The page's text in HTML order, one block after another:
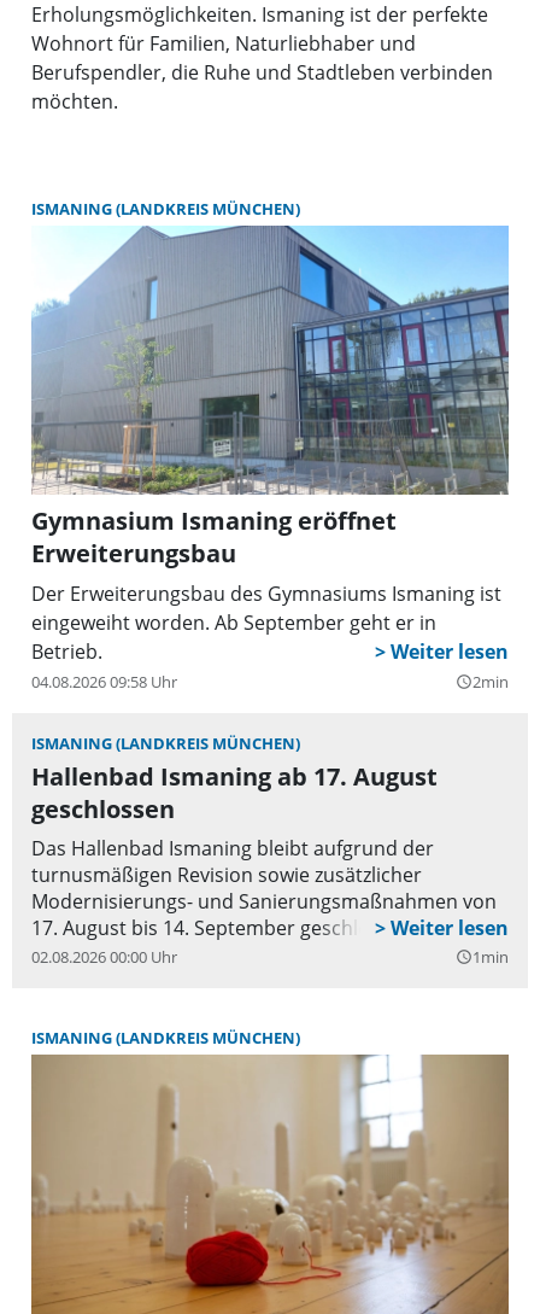
Erholungsmöglichkeiten. Ismaning ist der perfekte
Wohnort für Familien, Naturliebhaber und
Berufspendler, die Ruhe und Stadtleben verbinden
möchten.
ISMANING (LANDKREIS MÜNCHEN)
Gymnasium Ismaning eröffnet
Erweiterungsbau
Der Erweiterungsbau des Gymnasiums Ismaning ist
eingeweiht worden. Ab September geht er in
Betrieb.
04.08.2026 09:58 Uhr query_builder2min
ISMANING (LANDKREIS MÜNCHEN)
Hallenbad Ismaning ab 17. August
geschlossen
Das Hallenbad Ismaning bleibt aufgrund der
turnusmäßigen Revision sowie zusätzlicher
Modernisierungs- und Sanierungsmaßnahmen von
17. August bis 14. September geschlossen.
02.08.2026 00:00 Uhr query_builder1min
ISMANING (LANDKREIS MÜNCHEN)